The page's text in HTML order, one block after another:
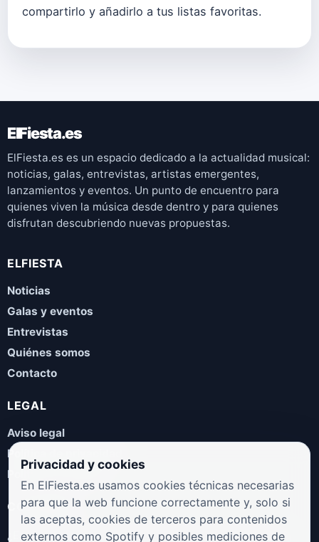
compartirlo y añadirlo a tus listas favoritas.
ElFiesta.es
ElFiesta.es es un espacio dedicado a la actualidad musical:
noticias, galas, entrevistas, artistas emergentes,
lanzamientos y eventos. Un punto de encuentro para
quienes viven la música desde dentro y para quienes
disfrutan descubriendo nuevas propuestas.
ELFIESTA
Noticias
Galas y eventos
Entrevistas
Quiénes somos
Contacto
LEGAL
Aviso legal
Política de privacidad
Política de cookies
COLABORA
¿Eres artista, manager, sello o promotor? Envíanos tus
Privacidad y cookies
En ElFiesta.es usamos cookies técnicas necesarias
para que la web funcione correctamente y, solo si
las aceptas, cookies de terceros para contenidos
externos como Spotify y posibles mediciones de